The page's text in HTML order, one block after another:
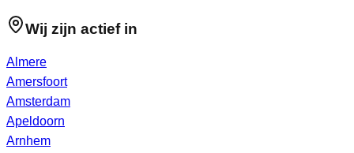
Wij zijn actief in
Almere
Amersfoort
Amsterdam
Apeldoorn
Arnhem